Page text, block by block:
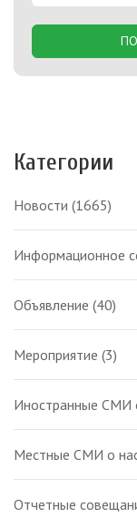
Категории
Новости (1665)
Информационное
Объявление (40)
Мероприятие (3)
Иностранные СМИ
Местные СМИ о
Отчетные